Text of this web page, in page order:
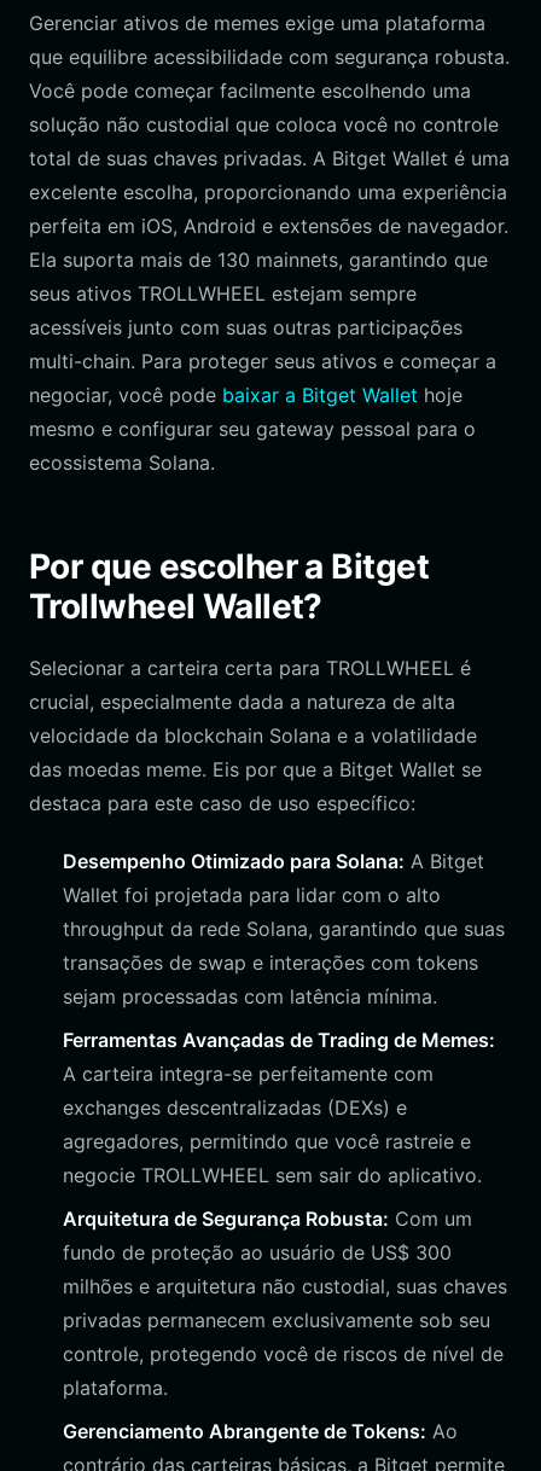
Gerenciar ativos de memes exige uma plataforma
que equilibre acessibilidade com segurança robusta.
Você pode começar facilmente escolhendo uma
solução não custodial que coloca você no controle
total de suas chaves privadas. A Bitget Wallet é uma
excelente escolha, proporcionando uma experiência
perfeita em iOS, Android e extensões de navegador.
Ela suporta mais de 130 mainnets, garantindo que
seus ativos TROLLWHEEL estejam sempre
acessíveis junto com suas outras participações
multi-chain. Para proteger seus ativos e começar a
negociar, você pode baixar a Bitget Wallet hoje
mesmo e configurar seu gateway pessoal para o
ecossistema Solana.
Por que escolher a Bitget
Trollwheel Wallet?
Selecionar a carteira certa para TROLLWHEEL é
crucial, especialmente dada a natureza de alta
velocidade da blockchain Solana e a volatilidade
das moedas meme. Eis por que a Bitget Wallet se
destaca para este caso de uso específico:
Desempenho Otimizado para Solana: A Bitget
Wallet foi projetada para lidar com o alto
throughput da rede Solana, garantindo que suas
transações de swap e interações com tokens
sejam processadas com latência mínima.
Ferramentas Avançadas de Trading de Memes:
A carteira integra-se perfeitamente com
exchanges descentralizadas (DEXs) e
agregadores, permitindo que você rastreie e
negocie TROLLWHEEL sem sair do aplicativo.
Arquitetura de Segurança Robusta: Com um
fundo de proteção ao usuário de US$ 300
milhões e arquitetura não custodial, suas chaves
privadas permanecem exclusivamente sob seu
controle, protegendo você de riscos de nível de
plataforma.
Gerenciamento Abrangente de Tokens: Ao
contrário das carteiras básicas, a Bitget permite